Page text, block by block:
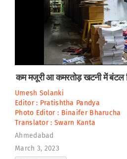
कम मजूरी आ कमरतोड़ खटनी में बंटल
Umesh Solanki
Editor : Pratishtha Pandya
Photo Editor : Binaifer Bharucha
Translator : Swarn Kanta
Ahmedabad
March 3, 2023